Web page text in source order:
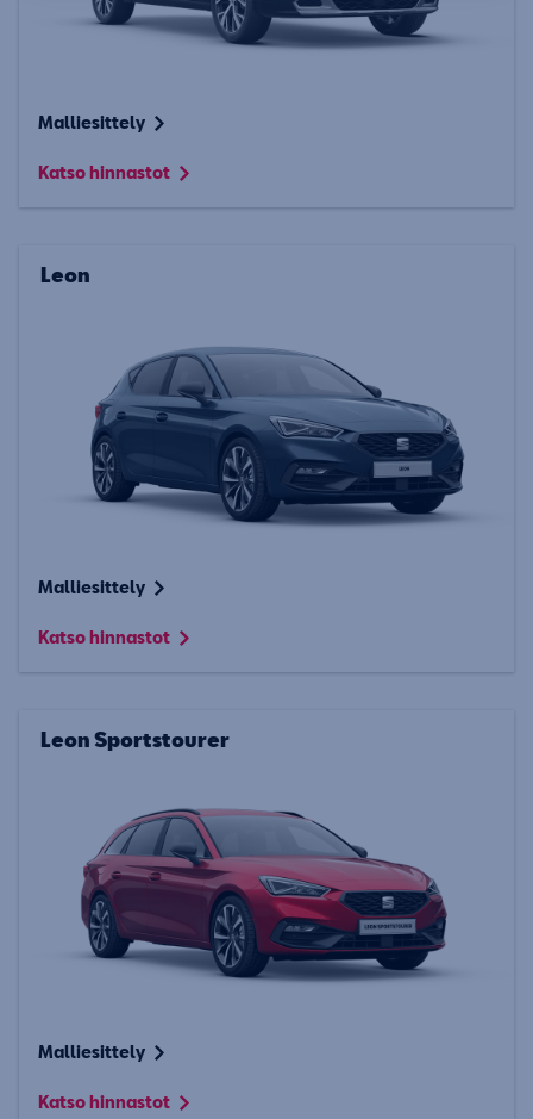
Malliesittely
Katso hinnastot
Leon
Malliesittely
Katso hinnastot
Leon Sportstourer
Malliesittely
Katso hinnastot